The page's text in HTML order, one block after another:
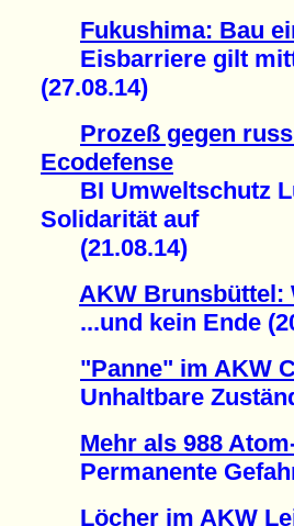
Fukushima: Bau
Eisbarriere gilt
(27.08.14)
Prozeß gegen
Ecodefense
BI Umweltschutz
Solidarität auf
(21.08.14)
AKW Brunsbüttel:
...und kein Ende
"Panne" im AKW
Unhaltbare
Mehr als 988
Permanente Gefahr
Löcher im AKW